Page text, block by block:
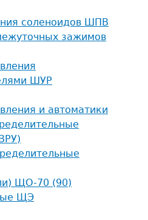
соленоидов ШПВ
зажимов
ШУР
и автоматики
ЩО-70 (90)
ЩЭ